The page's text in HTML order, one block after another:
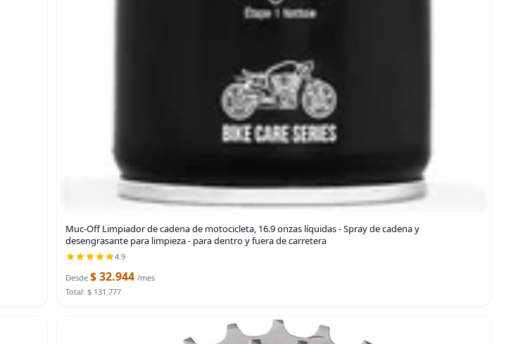
Muc-Off Limpiador de cadena de motocicleta, 16.9 onzas líquidas - Spray de cadena y
desengrasante para limpieza - para dentro y fuera de carretera
4.9
Desde $ 32.944 /mes
Total: $ 131.777